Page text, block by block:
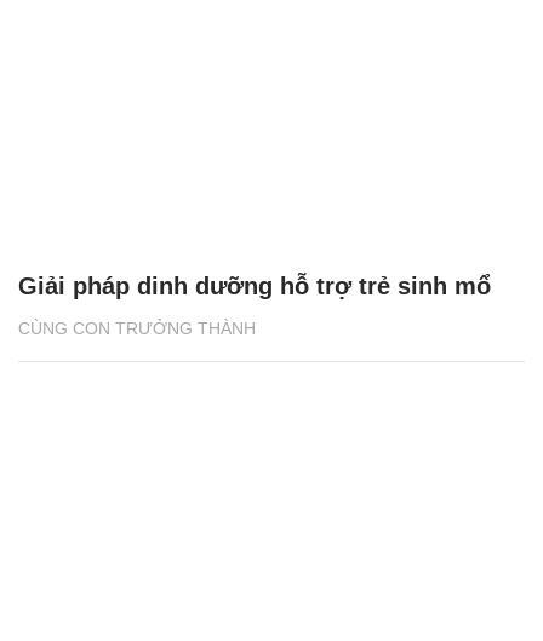
CÙNG CON TRƯỞNG THÀNH
Giải pháp dinh dưỡng hỗ trợ trẻ sinh mổ